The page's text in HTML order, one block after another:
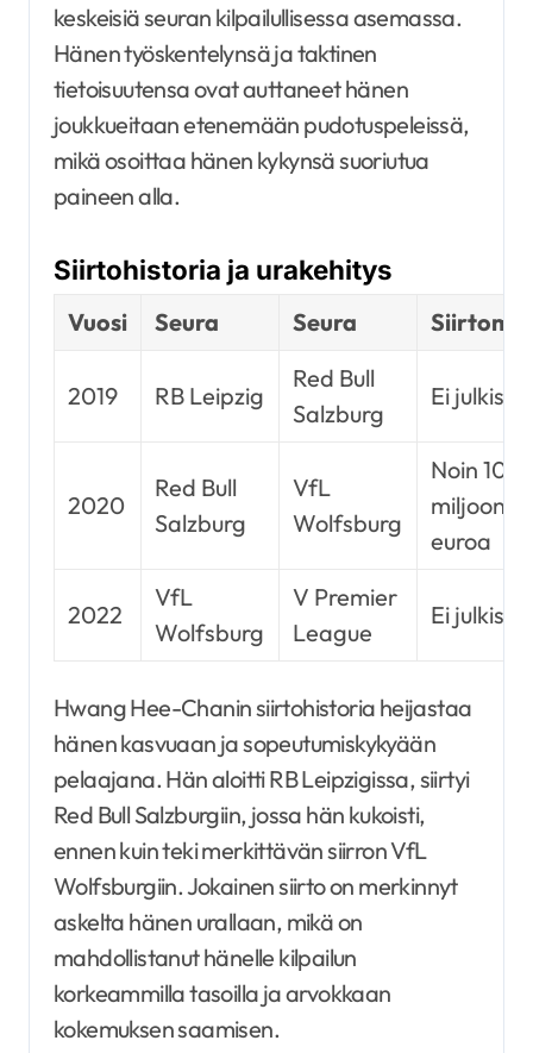
keskeisiä seuran kilpailullisessa asemassa.
Hänen työskentelynsä ja taktinen
tietoisuutensa ovat auttaneet hänen
joukkueitaan etenemään pudotuspeleissä,
mikä osoittaa hänen kykynsä suoriutua
paineen alla.
Siirtohistoria ja urakehitys
Vuosi Seura Seura
2019 RB Leipzig
Red Bull
Salzburg
Ei
2020
Red Bull
Salzburg
VfL
Wolfsburg
Noin 10
euroa
2022
VfL
Wolfsburg
V Premier
League
Ei
Hwang Hee-Chanin siirtohistoria heijastaa
hänen kasvuaan ja sopeutumiskykyään
pelaajana. Hän aloitti RB Leipzigissa, siirtyi
Red Bull Salzburgiin, jossa hän kukoisti,
ennen kuin teki merkittävän siirron VfL
Wolfsburgiin. Jokainen siirto on merkinnyt
askelta hänen urallaan, mikä on
mahdollistanut hänelle kilpailun
korkeammilla tasoilla ja arvokkaan
kokemuksen saamisen.